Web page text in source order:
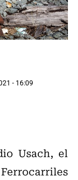
- 16:09
Usach, el